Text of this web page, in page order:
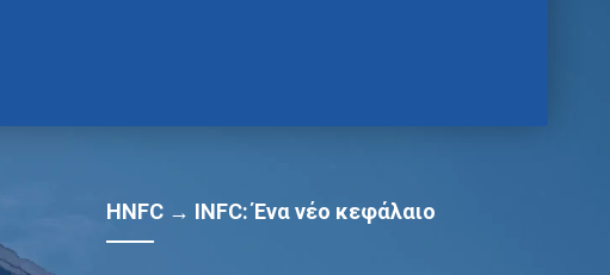
HNFC → INFC: Ένα νέο κεφάλαιο